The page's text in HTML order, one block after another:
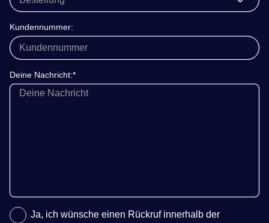
Kundennummer:
Deine Nachricht:*
Ja, ich wünsche einen Rückruf innerhalb der